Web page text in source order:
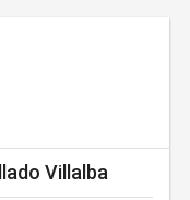
Villalba